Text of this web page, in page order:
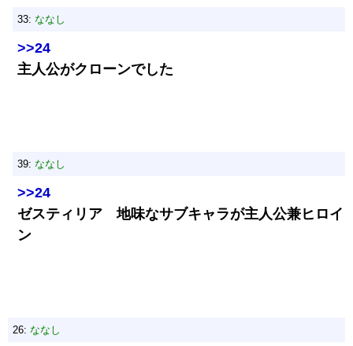
33: ななし
>>24
主人公がクローンでした
39: ななし
>>24
ゼスティリア 地味なサブキャラが主人公兼ヒロイ
ン
26: ななし